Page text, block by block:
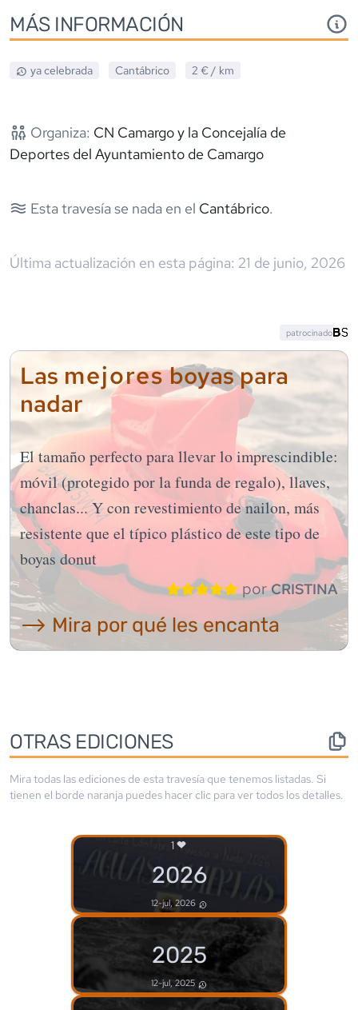
MÁS INFORMACIÓN
ya celebrada Cantábrico 2 € / km
Organiza: CN Camargo y la Concejalía de
Deportes del Ayuntamiento de Camargo
Esta travesía se nada en el Cantábrico.
Última actualización en esta página: 21 de junio, 2026
Las mejoresboyas para
nadar
El tamaño perfecto para llevar lo imprescindible:
móvil (protegido por la funda de regalo), llaves,
chanclas... Y con revestimiento de nailon, más
resistente que el típico plástico de este tipo de
boyas donut
porCRISTINA
⟶ Mira por qué les encanta
patrocinado
OTRAS EDICIONES
Mira todas las ediciones de esta travesía que tenemos listadas. Si
tienen el borde naranja puedes hacer clic para ver todos los detalles.
1
2026
12-jul, 2026
2025
12-jul, 2025